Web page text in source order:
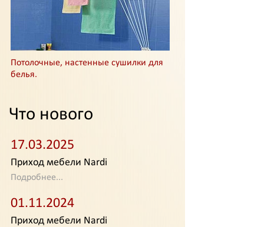
Потолочные, настенные сушилки для
белья.
Что нового
17.03.2025
Приход мебели Nardi
Подробнее...
01.11.2024
Приход мебели Nardi